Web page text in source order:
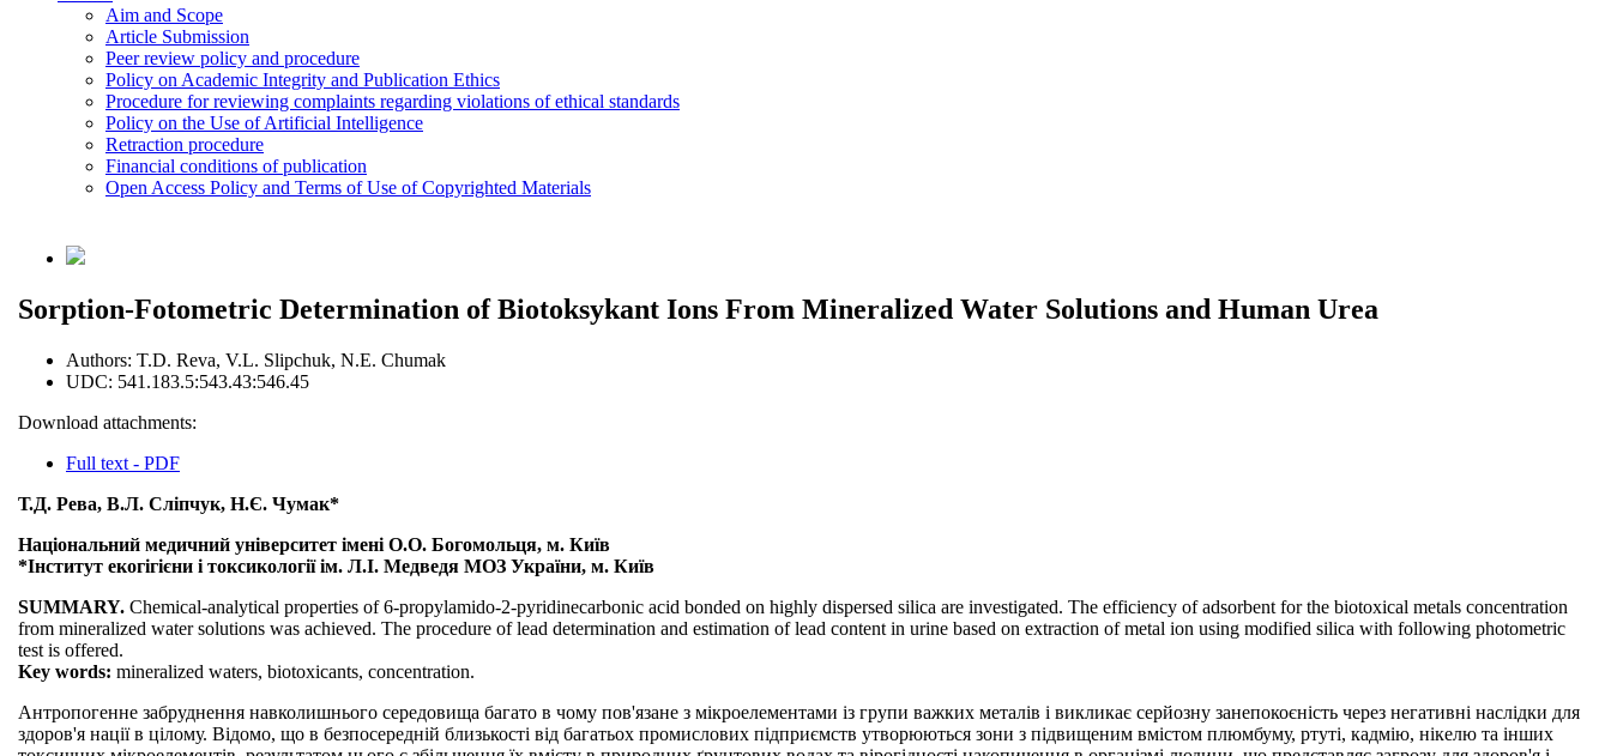
Aim and Scope
Article Submission
Peer review policy and procedure
Policy on Academic Integrity and Publication Ethics
Procedure for reviewing complaints regarding violations of ethical standards
Policy on the Use of Artificial Intelligence
Retraction procedure
Financial conditions of publication
Open Access Policy and Terms of Use of Copyrighted Materials
Sorption-Fotometric Determination of Biotoksykant Ions From Mineralized Water Solutions and Human Urea
Authors: T.D. Reva, V.L. Slipchuk, N.E. Chumak
UDC: 541.183.5:543.43:546.45
Download attachments:
Full text - PDF
Т.Д. Рева, В.Л. Сліпчук, Н.Є. Чумак*
Національний медичний університет імені О.О. Богомольця, м. Київ
*Інститут екогігієни і токсикології ім. Л.І. Медведя МОЗ України, м. Київ
SUMMARY. Chemical-analytical properties of 6-propylamido-2-pyridinecarbonic acid bonded on highly dispersed silica are investigated. The efficiency of adsorbent for the biotoxical metals concentration
from mineralized water solutions was achieved. The procedure of lead determination and estimation of lead content in urine based on extraction of metal ion using modified silica with following photometric
test is offered.
Key words: mineralized waters, biotoxicants, concentration.
Антропогенне забруднення навколишнього середовища багато в чому пов'язане з мікроелементами із групи важких металів і викликає серйозну занепокоєність через негативні наслідки для
здоров'я нації в цілому. Відомо, що в безпосередній близькості від багатьох промислових підприємств утворюються зони з підвищеним вмістом плюмбуму, ртуті, кадмію, нікелю та інших